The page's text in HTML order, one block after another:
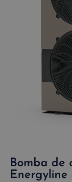
Bomba de
Energyline